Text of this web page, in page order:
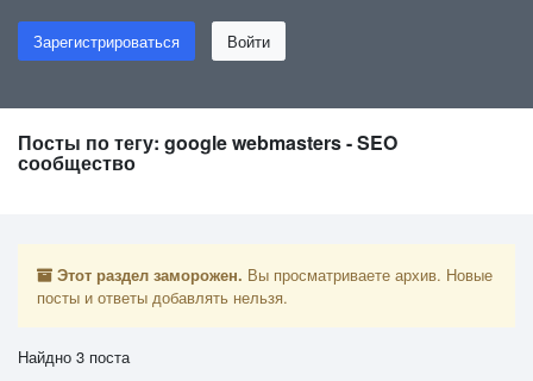
Зарегистрироваться Войти
Посты по тегу: google webmasters - SEO
сообщество
Этот раздел заморожен. Вы просматриваете архив. Новые
посты и ответы добавлять нельзя.
Найдно 3 поста